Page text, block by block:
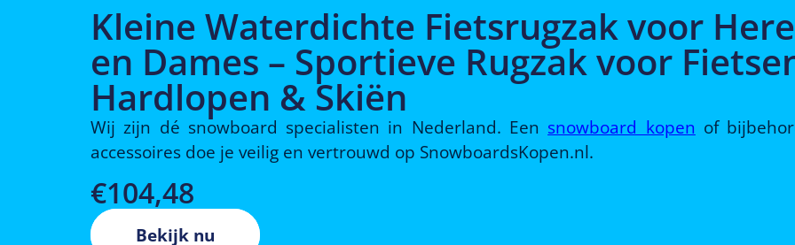
Kleine Waterdichte Fietsrugzak voor
en Dames – Sportieve Rugzak voor
Hardlopen & Skiën
Wij zijn dé snowboard specialisten in Nederland. Een snowboard kopen of
accessoires doe je veilig en vertrouwd op SnowboardsKopen.nl.
€104,48
Bekijk nu